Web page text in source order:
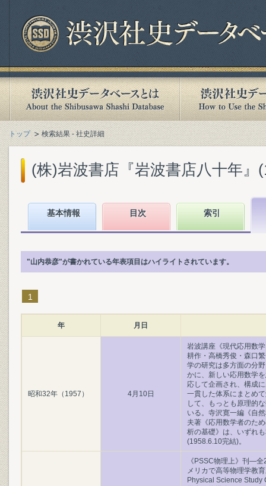
トップ 検索結果 - 社史詳細
(株)岩波書店『岩波書店八十年』
基本情報 目次 索引
"山内恭彦"が書かれている年表項目はハイライトされています。
1
年 月日
昭和32年（1957） 4月10日
岩波講座《現代応用数
耕作・高橋秀俊・森口
学の研究は多方面の分
かに、新しい応用数学
応して企画され、構成
一貫した体系にまとめ
して、もっとも原理的
いる。寺沢寛一編《自
夫著《応用数学者のた
析の基礎》は、いずれ
(1958.6.10完結)。
《PSSC物理上》刊―
メリカで高等物理学教
Physical Science Study